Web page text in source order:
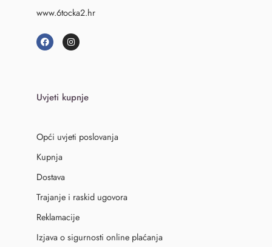
www.6tocka2.hr
Uvjeti kupnje
Opći uvjeti poslovanja
Kupnja
Dostava
Trajanje i raskid ugovora
Reklamacije
Izjava o sigurnosti online plaćanja